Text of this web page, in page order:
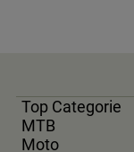
Top Categorie
MTB
Moto